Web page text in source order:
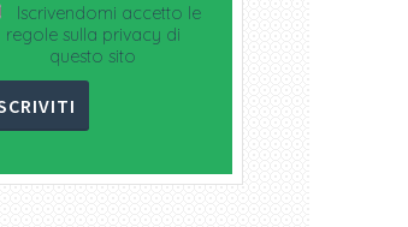
Iscrivendomi accetto le
regole sulla privacy di
questo sito